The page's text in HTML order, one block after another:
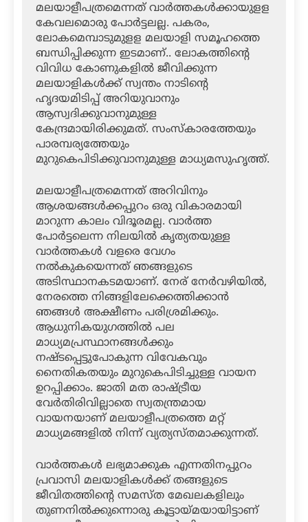
മലയാളീപത്രമെന്നത് വാർത്തകൾക്കായുളള
കേവലമൊരു പോർട്ടലല്ല. പകരം,
ലോകമെമ്പാടുമുളള മലയാളി സമൂഹത്തെ
ബന്ധിപ്പിക്കുന്ന ഇടമാണ്.. ലോകത്തിന്റെ
വിവിധ കോണുകളിൽ ജീവിക്കുന്ന
മലയാളികൾക്ക് സ്വന്തം നാടിന്റെ
ഹൃദയമിടിപ്പ് അറിയുവാനും
ആസ്വദിക്കുവാനുമുള്ള
കേന്ദ്രമായിരിക്കുമത്. സംസ്‌കാരത്തേയും
പാരമ്പര്യത്തേയും
മുറുകെപിടിക്കുവാനുമുള്ള മാധ്യമസുഹൃത്ത്.
മലയാളീപത്രമെന്നത് അറിവിനും
ആശയങ്ങൾക്കപ്പുറം ഒരു വികാരമായി
മാറുന്ന കാലം വിദൂരമല്ല. വാർത്ത
പോർട്ടലെന്ന നിലയിൽ കൃത്യതയുള്ള
വാർത്തകൾ വളരെ വേഗം
നൽകുകയെന്നത് ഞങ്ങളുടെ
അടിസ്ഥാനകടമയാണ്. നേര് നേർവഴിയിൽ,
നേരത്തെ നിങ്ങളിലേക്കെത്തിക്കാൻ
ഞങ്ങൾ അക്ഷീണം പരിശ്രമിക്കും.
ആധുനികയുഗത്തിൽ പല
മാധ്യമപ്രസ്ഥാനങ്ങൾക്കും
നഷ്ടപ്പെട്ടുപോകുന്ന വിവേകവും
നൈതികതയും മുറുകെപിടിച്ചുള്ള വായന
ഉറപ്പിക്കാം. ജാതി മത രാഷ്ട്രീയ
വേ‍‍ർതിരിവില്ലാതെ സ്വതന്ത്രമായ
വായനയാണ് മലയാളീപത്രത്തെ മറ്റ്
മാധ്യമങ്ങളിൽ നിന്ന് വ്യത്യസ്തമാക്കുന്നത്.
വാർത്തകൾ ലഭ്യമാക്കുക എന്നതിനപ്പുറം
പ്രവാസി മലയാളികൾക്ക് തങ്ങളുടെ
ജീവിതത്തിന്റെ സമസ്ത മേഖലകളിലും
തുണനിൽക്കുന്നൊരു കൂട്ടായ്മയായിട്ടാണ്